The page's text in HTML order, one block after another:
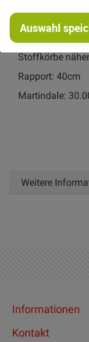
Auswahl
hervorragend
geeignet um
schöne
Stoffkörbe
Rapport: 40cm
Martindale:
Weitere
Informationen
Kontakt